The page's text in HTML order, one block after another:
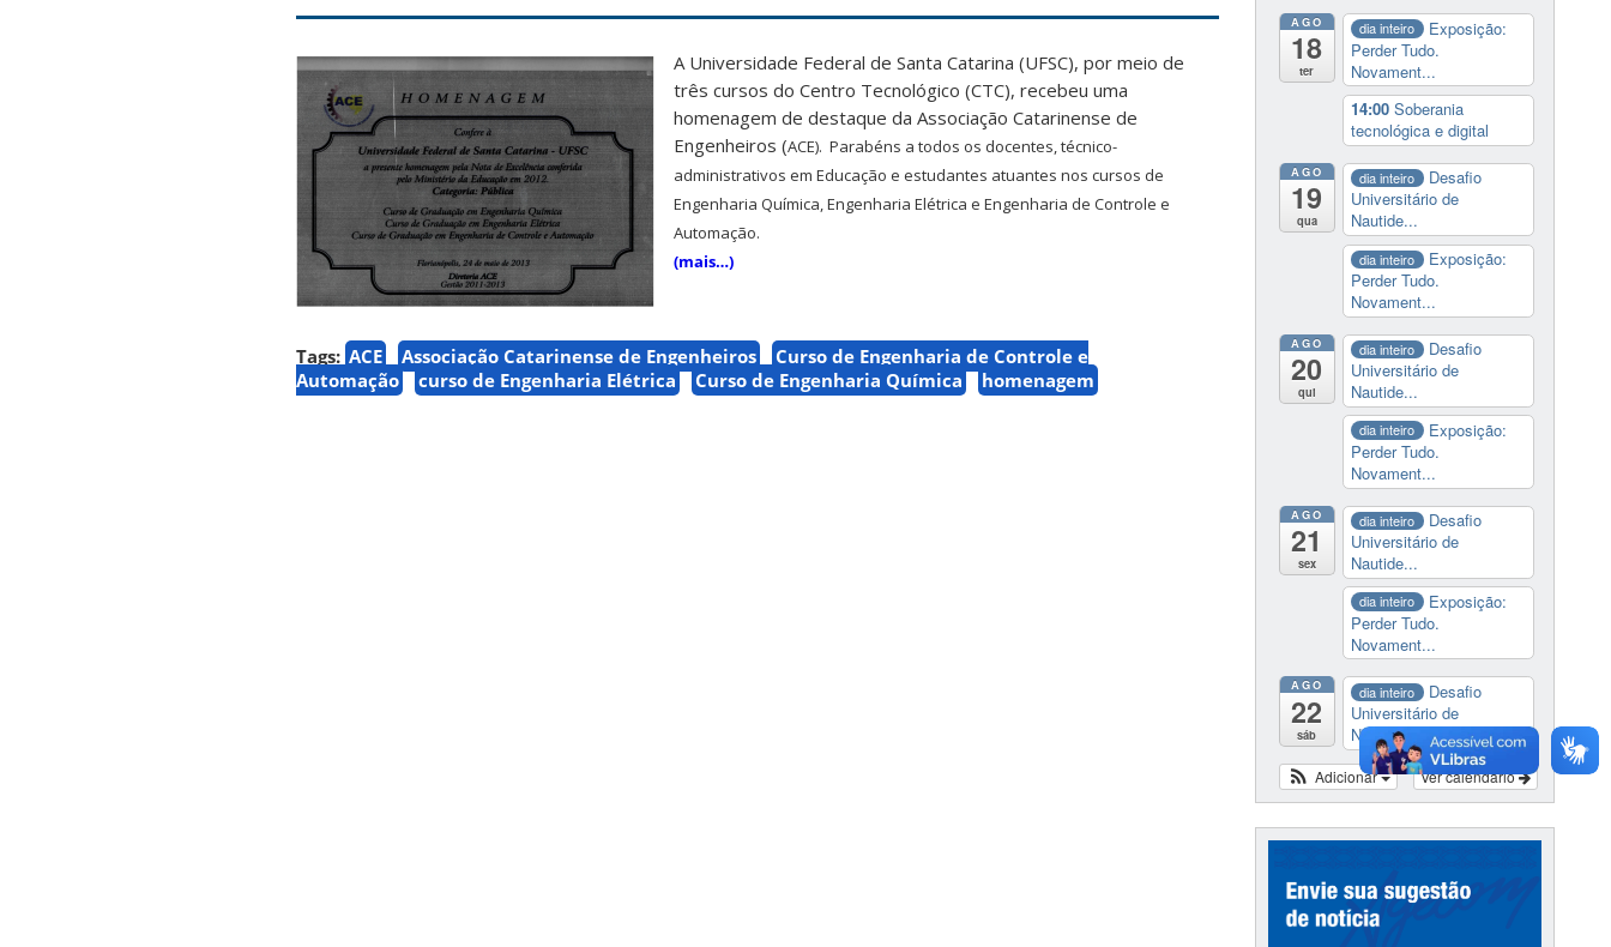
A Universidade Federal de Santa Catarina (UFSC), por meio de
três cursos do Centro Tecnológico (CTC), recebeu uma
homenagem de destaque da Associação Catarinense de
Engenheiros (ACE). Parabéns a todos os docentes, técnico-
administrativos em Educação e estudantes atuantes nos cursos de
Engenharia Química, Engenharia Elétrica e Engenharia de Controle e
Automação.
(mais…)
Tags: ACE Associação Catarinense de Engenheiros
Curso de Engenharia de Controle e
Automação
curso de Engenharia Elétrica Curso de Engenharia Química homenagem
AGO
18
ter
dia inteiro
Exposição:
Perder Tudo.
Novament...
14:00 Soberania
tecnológica e digital
AGO
19
qua
dia inteiro
Desafio
Universitário de
Nautide...
dia inteiro
Exposição:
Perder Tudo.
Novament...
AGO
20
qui
dia inteiro
Desafio
Universitário de
Nautide...
dia inteiro
Exposição:
Perder Tudo.
Novament...
AGO
21
sex
dia inteiro
Desafio
Universitário de
Nautide...
dia inteiro
Exposição:
Perder Tudo.
Novament...
AGO
22
sáb
dia inteiro
Desafio
Universitário de
Nautide...
Ver calendário
Adicionar